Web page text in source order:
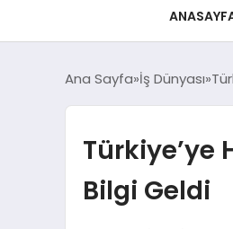
Ana Sayfa İş Dünyası
Türkiye’ye
Bilgi Geldi